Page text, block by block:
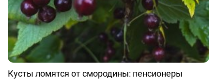
Кусты ломятся от смородины: пенсионеры